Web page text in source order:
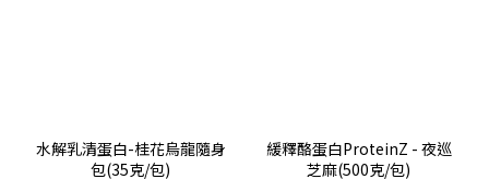
水解乳清蛋白-桂花烏龍隨身
包(35克/包)
緩釋酪蛋白ProteinZ - 夜巡
芝麻(500克/包)